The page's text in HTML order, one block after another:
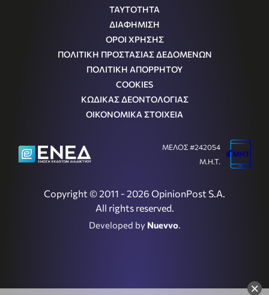
×
ΤΑΥΤΟΤΗΤΑ
ΔΙΑΦΗΜΙΣΗ
ΟΡΟΙ ΧΡΗΣΗΣ
ΠΟΛΙΤΙΚΗ ΠΡΟΣΤΑΣΙΑΣ ΔΕΔΟΜΕΝΩΝ
ΠΟΛΙΤΙΚΗ ΑΠΟΡΡΗΤΟΥ
COOKIES
ΚΩΔΙΚΑΣ ΔΕΟΝΤΟΛΟΓΙΑΣ
ΟΙΚΟΝΟΜΙΚΑ ΣΤΟΙΧΕΙΑ
Copyright © 2011 - 2026 OpinionPost S.A.
All rights reserved.
Developed by Nuevvo.
ΜΕΛΟΣ #242054
Μ.Η.Τ.